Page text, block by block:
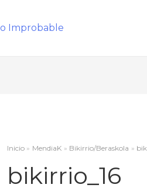
Inicio MendiaK Bikirrio/Beraskola
bikirrio_16